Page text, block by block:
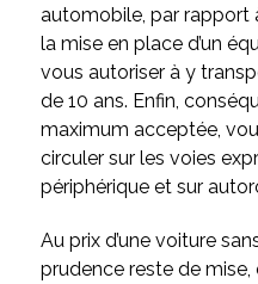
automobile, par rapport
la mise en place d’un
vous autoriser à y
de 10 ans. Enfin,
maximum acceptée,
circuler sur les voies
périphérique et sur
Au prix d’une voiture
prudence reste de